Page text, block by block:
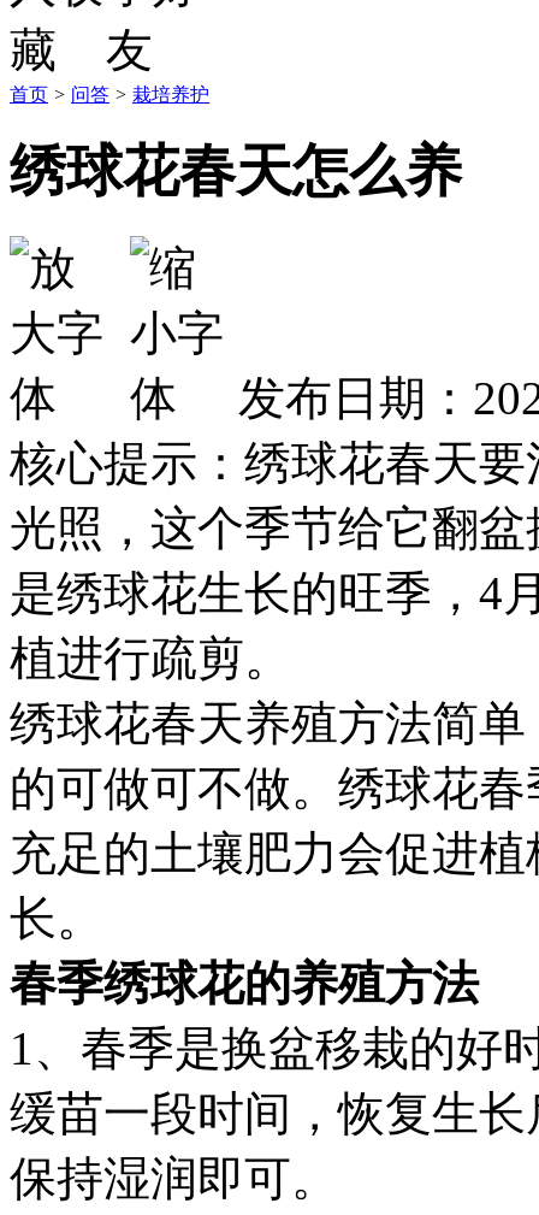
首页 > 问答 > 栽培养护
绣球花春天怎么养
发布日期：
核心提示：绣球花春天
光照，这个季节给它翻
是绣球花生长的旺季，4
植进行疏剪。
绣球花春天养殖方法简
的可做可不做。绣球花
充足的土壤肥力会促进
长。
春季绣球花的养殖方法
1、春季是换盆移栽的好
缓苗一段时间，恢复生
保持湿润即可。